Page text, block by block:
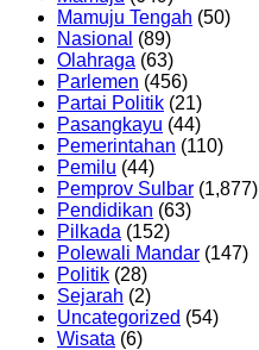
Mamuju Tengah (50)
Nasional (89)
Olahraga (63)
Parlemen (456)
Partai Politik (21)
Pasangkayu (44)
Pemerintahan (110)
Pemilu (44)
Pemprov Sulbar (1,877)
Pendidikan (63)
Pilkada (152)
Polewali Mandar (147)
Politik (28)
Sejarah (2)
Uncategorized (54)
Wisata (6)